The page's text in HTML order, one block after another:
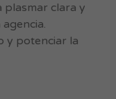
plasmar clara y
y potenciar la